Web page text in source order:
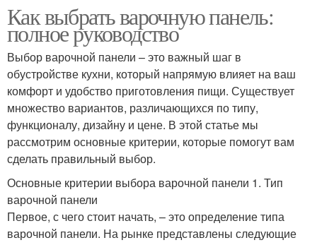
Как выбрать варочную панель:
полное руководство
Выбор варочной панели – это важный шаг в
обустройстве кухни, который напрямую влияет на ваш
комфорт и удобство приготовления пищи. Существует
множество вариантов, различающихся по типу,
функционалу, дизайну и цене. В этой статье мы
рассмотрим основные критерии, которые помогут вам
сделать правильный выбор.
Основные критерии выбора варочной панели 1. Тип
варочной панели
Первое, с чего стоит начать, – это определение типа
варочной панели. На рынке представлены следующие